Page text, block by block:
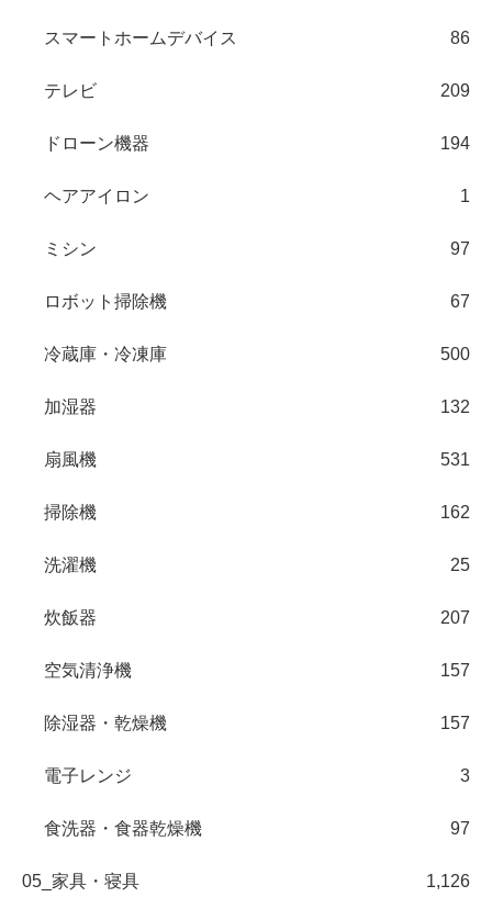
スマートホームデバイス 86
テレビ 209
ドローン機器 194
ヘアアイロン 1
ミシン 97
ロボット掃除機 67
冷蔵庫・冷凍庫 500
加湿器 132
扇風機 531
掃除機 162
洗濯機 25
炊飯器 207
空気清浄機 157
除湿器・乾燥機 157
電子レンジ 3
食洗器・食器乾燥機 97
05_家具・寝具 1,126